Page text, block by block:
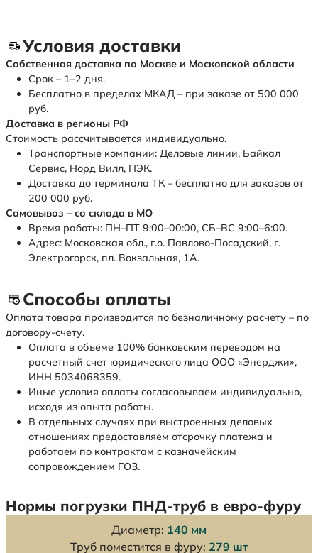
Условия доставки
Собственная доставка по Москве и Московской области
Срок – 1–2 дня.
Бесплатно в пределах МКАД – при заказе от 500 000
руб.
Доставка в регионы РФ
Стоимость рассчитывается индивидуально.
Транспортные компании: Деловые линии, Байкал
Сервис, Норд Вилл, ПЭК.
Доставка до терминала ТК – бесплатно для заказов от
200 000 руб.
Самовывоз – со склада в МО
Время работы: ПН–ПТ 9:00–00:00, СБ–ВС 9:00–6:00.
Адрес: Московская обл., г.о. Павлово-Посадский, г.
Электрогорск, пл. Вокзальная, 1А.
Способы оплаты
Оплата товара производится по безналичному расчету – по
договору-счету.
Оплата в объеме 100% банковским переводом на
расчетный счет юридического лица ООО «Энерджи»,
ИНН 5034068359.
Иные условия оплаты согласовываем индивидуально,
исходя из опыта работы.
В отдельных случаях при выстроенных деловых
отношениях предоставляем отсрочку платежа и
работаем по контрактам с казначейским
сопровождением ГОЗ.
Нормы погрузки ПНД-труб в евро-фуру
Диаметр: 140 мм
Труб поместится в фуру: 279 шт